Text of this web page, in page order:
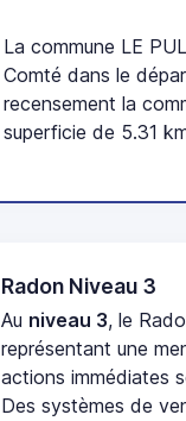
La commune LE
Comté dans le
recensement la
superficie de 5.31
Radon Niveau 3
Au niveau 3, le
représentant une
actions immédiates
Des systèmes de